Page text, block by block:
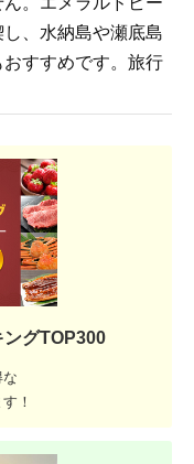
、水納島や瀬底島
すすめです。旅行
グTOP300
！